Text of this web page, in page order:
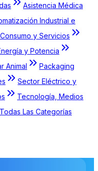
Asistencia Médica
Industrial e
y Servicios
y Potencia
Animal
Packaging
Sector Eléctrico y
Tecnología, Medios
Todas Las Categorías